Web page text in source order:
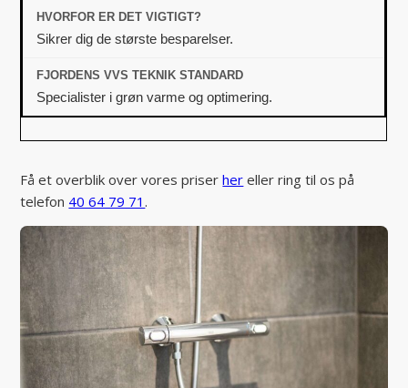
Sikrer dig de største besparelser.
Specialister i grøn varme og optimering.
Få et overblik over vores priserher eller ring til os på
telefon 40 64 79 71 .